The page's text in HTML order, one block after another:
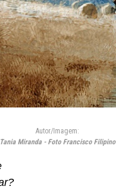
Autor/Imagem:
Tania Miranda - Foto Francisco Filipino